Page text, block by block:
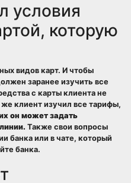
условия
которую
видов карт. И чтобы
заранее изучить все
с карты клиента не
клиент изучил все тарифы,
он может задать
Также свои вопросы
банка или в чате, который
банка.